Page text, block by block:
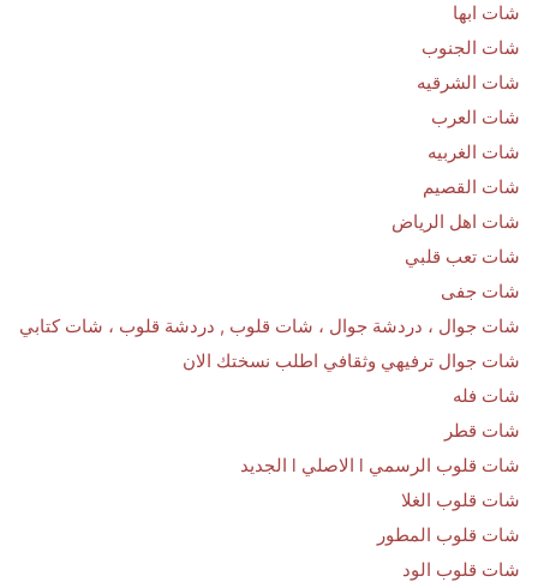
شات ابها
شات الجنوب
شات الشرقيه
شات العرب
شات الغربيه
شات القصيم
شات اهل الرياض
شات تعب قلبي
شات جفى
شات جوال ، دردشة جوال ، شات قلوب , دردشة قلوب ، شات كتابي
شات جوال ترفيهي وثقافي اطلب نسختك الان
شات فله
شات قطر
شات قلوب الرسمي l الاصلي l الجديد
شات قلوب الغلا
شات قلوب المطور
شات قلوب الود